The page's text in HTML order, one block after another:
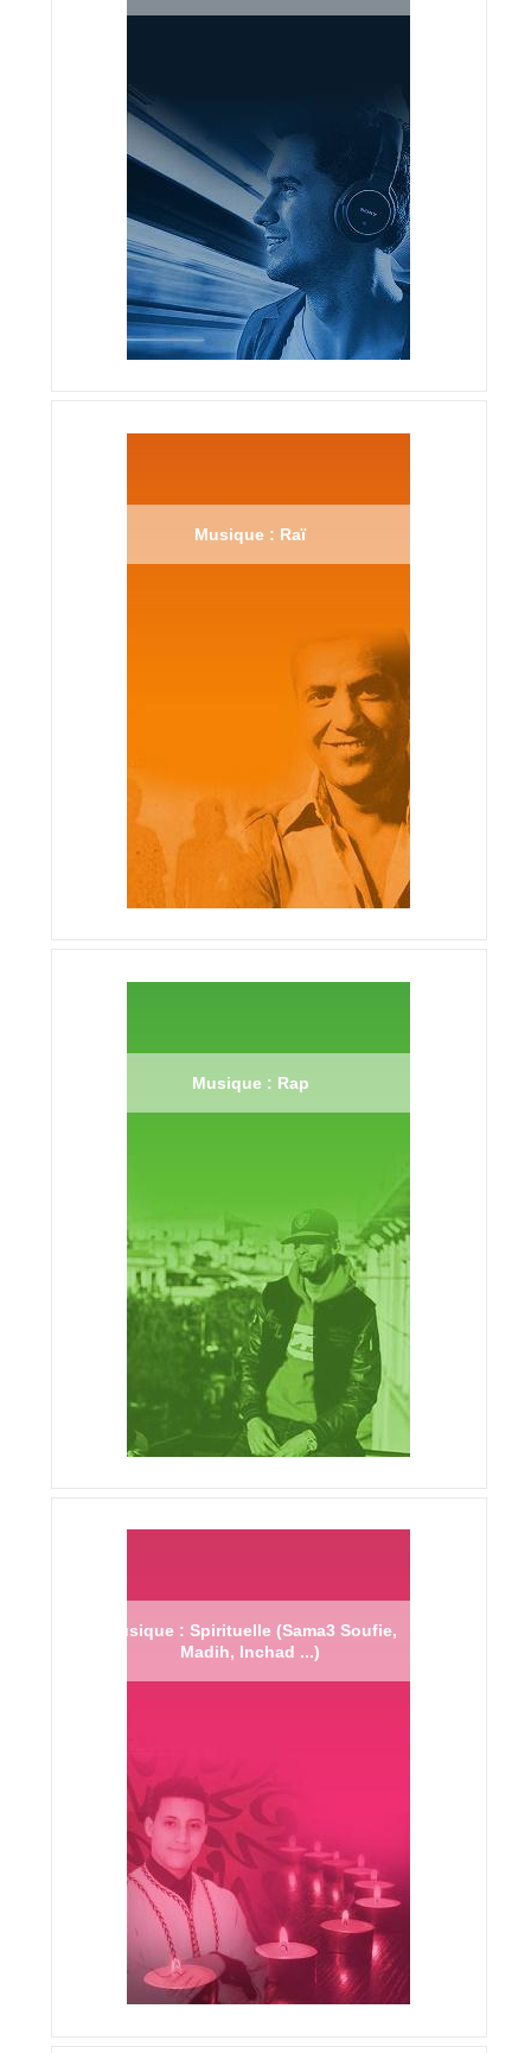
Musique : Raï
Musique : Rap
Musique : Spirituelle (Sama3 Soufie,
Madih, Inchad ...)